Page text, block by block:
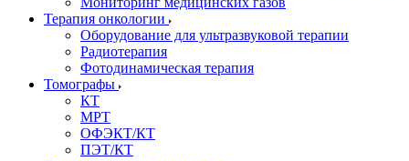
Терапия онкологии
Оборудование для ультразвуковой терапии
Радиотерапия
Фотодинамическая терапия
Томографы
КТ
МРТ
ОФЭКТ/КТ
ПЭТ/КТ